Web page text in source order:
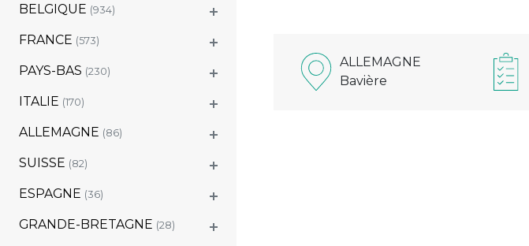
BELGIQUE (934)
FRANCE (573)
PAYS-BAS (230)
ITALIE (170)
ALLEMAGNE (86)
SUISSE (82)
ESPAGNE (36)
GRANDE-BRETAGNE (28)
ALLEMAGNE
Bavière